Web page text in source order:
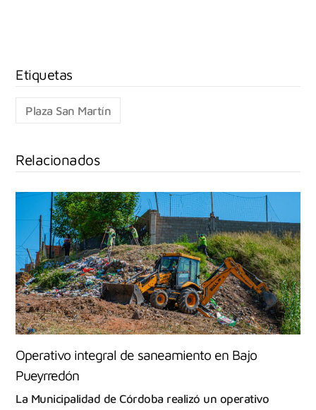
Plaza San Martín
Relacionados
Operativo integral de saneamiento en Bajo
Pueyrredón
La Municipalidad de Córdoba realizó un operativo